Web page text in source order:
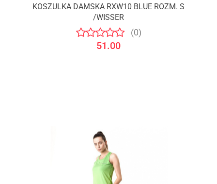
KOSZULKA DAMSKA RXW10 BLUE ROZM. S
/WISSER
(0)
51.00